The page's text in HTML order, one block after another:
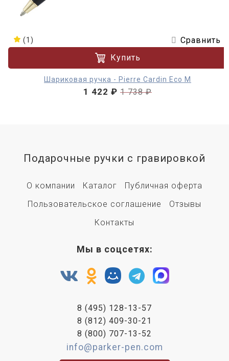
(1)
Сравнить
Купить
Шариковая ручка - Pierre Cardin Eco M
1 422 ₽ 1 738 ₽
Подарочные ручки с гравировкой
О компании Каталог
Публичная оферта
Пользовательское соглашение
Отзывы
Контакты
Мы в соцсетях:
8 (495) 128-13-57
8 (812) 409-30-21
8 (800) 707-13-52
info@parker-pen.com